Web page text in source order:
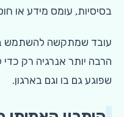
בסיסיות, עומס מידע או
עובד שמתקשה להשתמש
הרבה יותר אנרגיה רק
שפוגע גם בו וגם בארגון.